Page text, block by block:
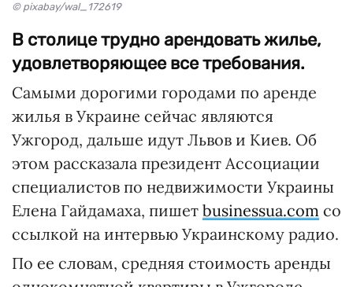
© pixabay/wal_172619
В столице трудно арендовать жилье,
удовлетворяющее все требования.
Самыми дорогими городами по аренде
жилья в Украине сейчас являются
Ужгород, дальше идут Львов и Киев. Об
этом рассказала президент Ассоциации
специалистов по недвижимости Украины
Елена Гайдамаха, пишет businessua.com со
ссылкой на интервью Украинскому радио.
По ее словам, средняя стоимость аренды